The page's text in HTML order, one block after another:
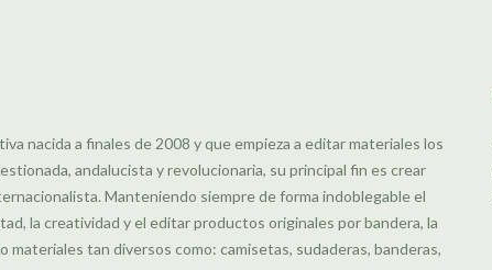
nacida a finales de 2008 y que empieza a editar materiales los
andalucista y revolucionaria, su principal fin es crear
Manteniendo siempre de forma indoblegable el
la creatividad y el editar productos originales por bandera, la
materiales tan diversos como: camisetas, sudaderas, banderas,